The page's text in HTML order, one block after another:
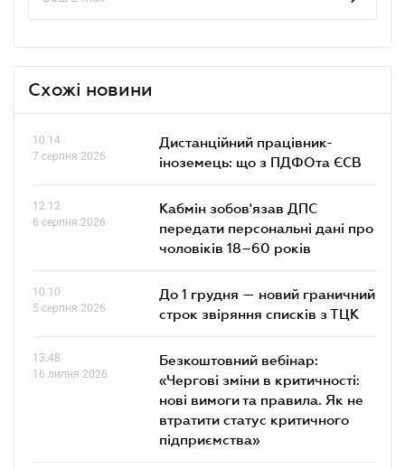
Схожі новини
10.14
7 серпня 2026
Дистанційний працівник-
іноземець: що з ПДФОта ЄСВ
12.12
6 серпня 2026
Кабмін зобов'язав ДПС
передати персональні дані про
чоловіків 18–60 років
10.10
5 серпня 2026
До 1 грудня — новий граничний
строк звіряння списків з ТЦК
13.48
16 липня 2026
Безкоштовний вебінар:
«Чергові зміни в критичності:
нові вимоги та правила. Як не
втратити статус критичного
підприємства»